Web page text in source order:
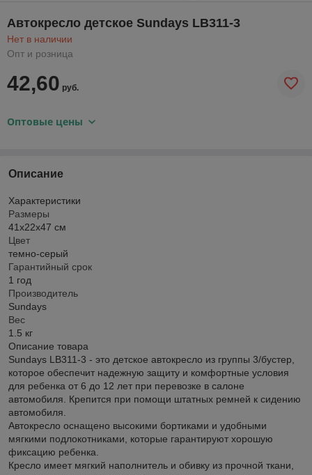
Автокресло детское Sundays LB311-3
Нет в наличии
Опт и розница
42,60 руб.
Оптовые цены
Описание
Характеристики
Размеры
41х22х47 см
Цвет
темно-серый
Гарантийный срок
1 год
Производитель
Sundays
Вес
1.5 кг
Описание товара
Sundays LB311-3 - это детское автокресло из группы 3/бустер,
которое обеспечит надежную защиту и комфортные условия
для ребенка от 6 до 12 лет при перевозке в салоне
автомобиля. Крепится при помощи штатных ремней к сидению
автомобиля.
Автокресло оснащено высокими бортиками и удобными
мягкими подлокотниками, которые гарантируют хорошую
фиксацию ребенка.
Кресло имеет мягкий наполнитель и обивку из прочной ткани,